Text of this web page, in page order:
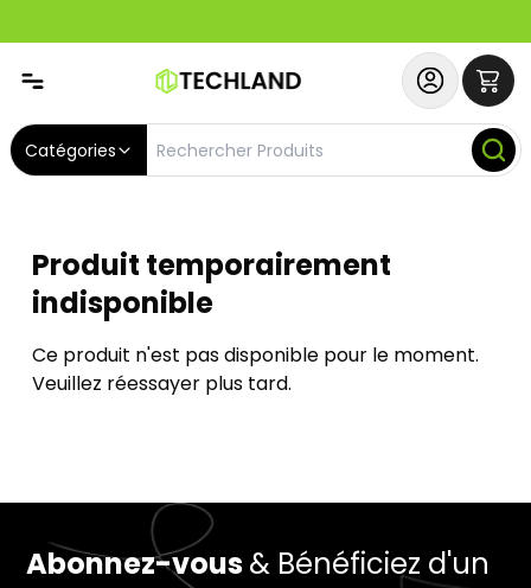
Catégories
Produit temporairement
indisponible
Ce produit n'est pas disponible pour le moment.
Veuillez réessayer plus tard.
Abonnez-vous& Bénéficiez d'un